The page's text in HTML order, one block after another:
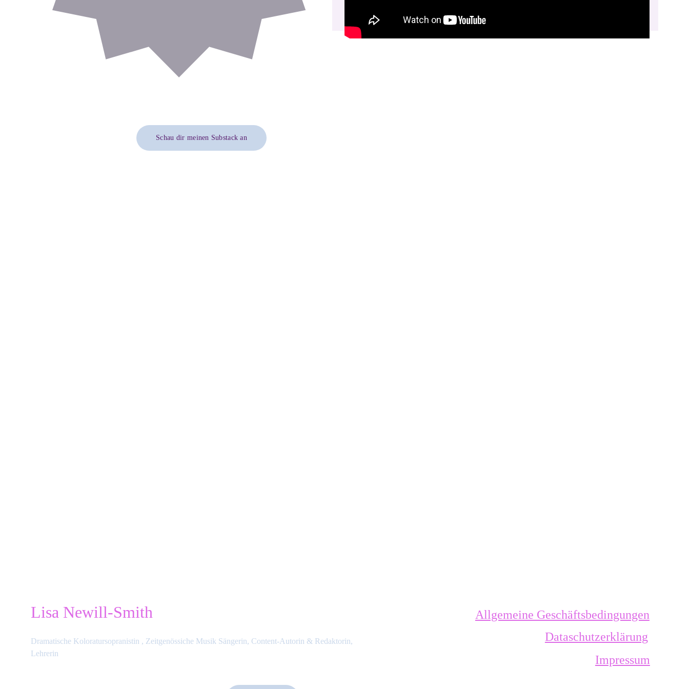
Schau dir meinen Substack an
Impressum
Lisa Newill-Smith
Dramatische Koloratursopranistin , Zeitgenössiche Musik Sängerin, Content-Autorin & Redaktorin,
Lehrerin
Dataschutzerklärung
Allgemeine Geschäftsbedingungen